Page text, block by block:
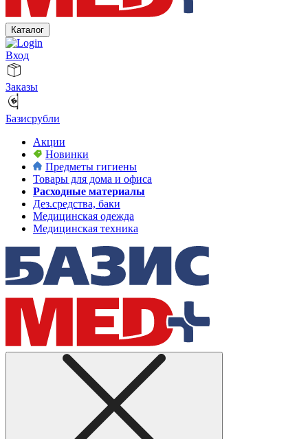
Каталог
Вход
Заказы
Базисрубли
Акции
Новинки
Предметы гигиены
Товары для дома и офиса
Расходные материалы
Дез.средства, баки
Медицинская одежда
Медицинская техника